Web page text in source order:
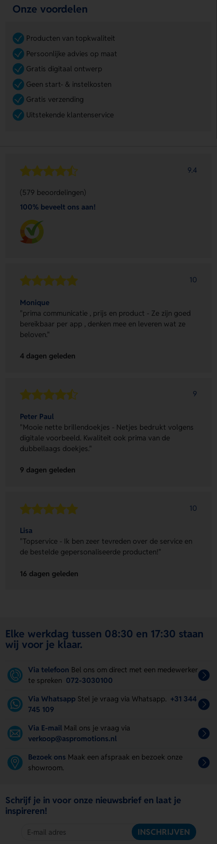
Onze voordelen
Producten van topkwaliteit
Persoonlijke advies op maat
Gratis digitaal ontwerp
Geen start- & instelkosten
Gratis verzending
Uitstekende klantenservice
9.4
(579 beoordelingen)
100% beveelt ons aan!
10
Monique
"prima communicatie , prijs en product - Ze zijn goed
bereikbaar per app , denken mee en leveren wat ze
beloven."
4 dagen geleden
9
Peter Paul
"Mooie nette brillendoekjes - Netjes bedrukt volgens
digitale voorbeeld. Kwaliteit ook prima van de
dubbellaags doekjes."
9 dagen geleden
10
Lisa
"Topservice - Ik ben zeer tevreden over de service en
de bestelde gepersonaliseerde producten!"
16 dagen geleden
Elke werkdag tussen 08:30 en 17:30 staan
wij voor je klaar.
Via telefoon Bel ons om direct met een medewerker
te spreken 072-3030100
Via Whatsapp Stel je vraag via Whatsapp. +31 344
745 109
Via E-mail Mail ons je vraag via
verkoop@aspromotions.nl
Bezoek ons Maak een afspraak en bezoek onze
showroom.
Schrijf je in voor onze nieuwsbrief en laat je
inspireren!
INSCHRIJVEN